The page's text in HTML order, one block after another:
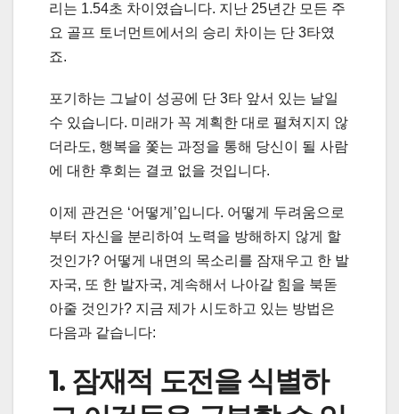
리는 1.54초 차이였습니다. 지난 25년간 모든 주
요 골프 토너먼트에서의 승리 차이는 단 3타였
죠.
포기하는 그날이 성공에 단 3타 앞서 있는 날일
수 있습니다. 미래가 꼭 계획한 대로 펼쳐지지 않
더라도, 행복을 쫓는 과정을 통해 당신이 될 사람
에 대한 후회는 결코 없을 것입니다.
이제 관건은 ‘어떻게’입니다. 어떻게 두려움으로
부터 자신을 분리하여 노력을 방해하지 않게 할
것인가? 어떻게 내면의 목소리를 잠재우고 한 발
자국, 또 한 발자국, 계속해서 나아갈 힘을 북돋
아줄 것인가? 지금 제가 시도하고 있는 방법은
다음과 같습니다:
1. 잠재적 도전을 식별하